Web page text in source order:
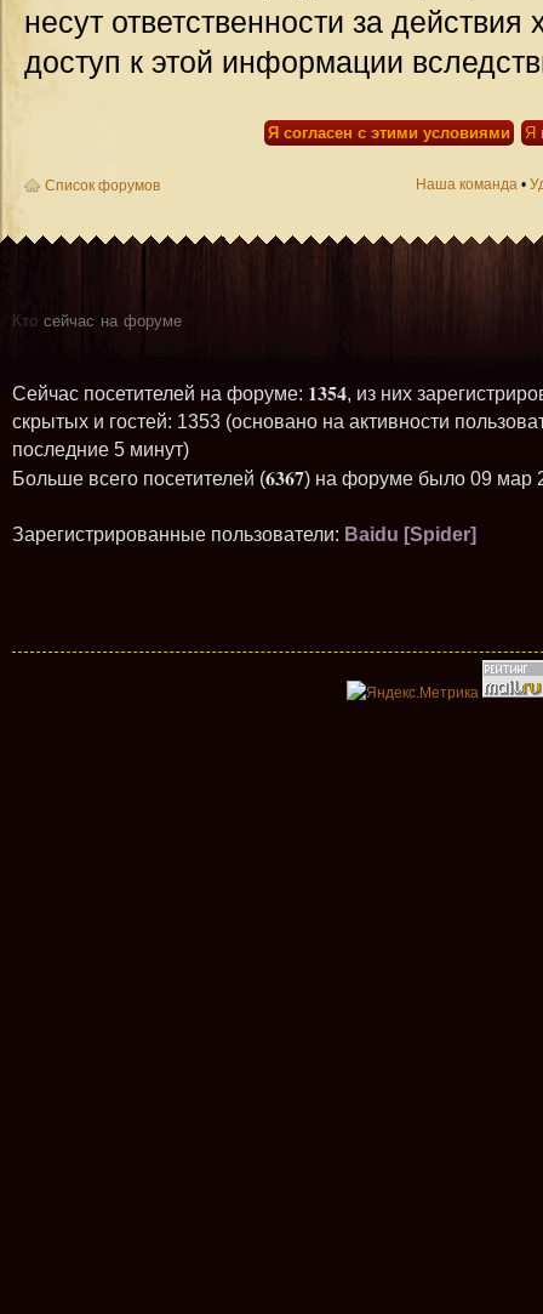
несут ответственности за
доступ к этой информации
Список форумов Наша команда •
Кто сейчас на форуме
Сейчас посетителей на форуме: 1354, из них
скрытых и гостей: 1353 (основано на активности
последние 5 минут)
Больше всего посетителей (6367) на форуме было 09 мар
Зарегистрированные пользователи: Baidu [Spider]